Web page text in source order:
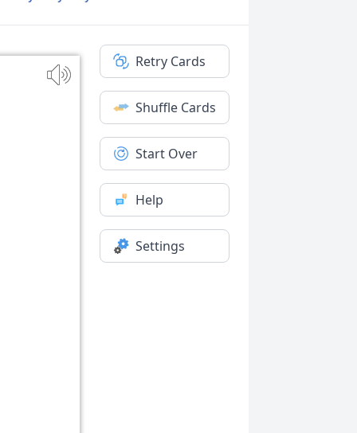
Retry Cards
Shuffle Cards
Start Over
Help
Settings